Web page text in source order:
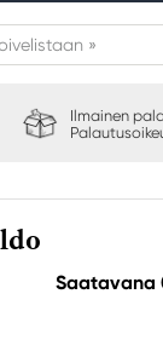
»
Ilmainen
Saatavana